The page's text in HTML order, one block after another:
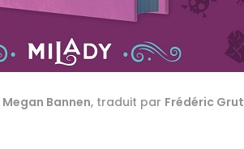
Megan Bannen, traduit par Frédéric Grut